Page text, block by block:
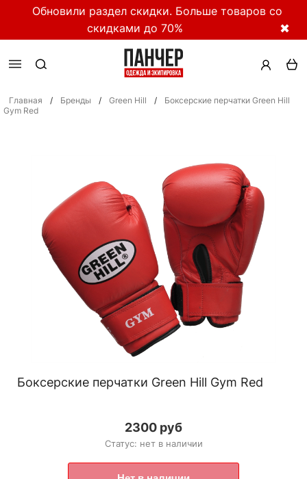
Обновили раздел скидки. Больше товаров со
скидками до 70%
✖
Главная / Бренды / Green Hill /
Боксерские перчатки Green Hill
Gym Red
Боксерские перчатки Green Hill Gym Red
2300 руб
Статус: нет в наличии